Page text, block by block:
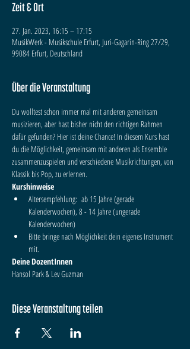
Zeit & Ort
27. Jan. 2023, 16:15 – 17:15
MusikWerk - Musikschule Erfurt, Juri-Gagarin-Ring 27/29,
99084 Erfurt, Deutschland
Über die Veranstaltung
Du wolltest schon immer mal mit anderen gemeinsam
musizieren, aber hast bisher nicht den richtigen Rahmen
dafür gefunden? Hier ist deine Chance! In diesem Kurs hast
du die Möglichkeit, gemeinsam mit anderen als Ensemble
zusammenzuspielen und verschiedene Musikrichtungen, von
Klassik bis Pop, zu erlernen.
Kurshinweise
Altersempfehlung:  ab 15 Jahre (gerade
Kalenderwochen), 8 - 14 Jahre (ungerade
Kalenderwochen)
Bitte bringe nach Möglichkeit dein eigenes Instrument
mit.
Deine DozentInnen
Hansol Park & Lev Guzman
Diese Veranstaltung teilen